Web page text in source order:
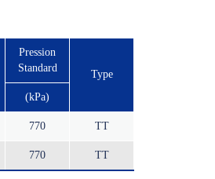
Pression
Standard
Type
(kPa)
770 TT
770 TT